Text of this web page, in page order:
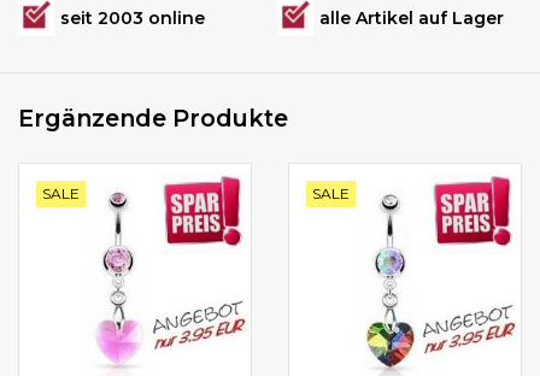
seit 2003 online
alle Artikel auf Lager
Ergänzende Produkte
SALE SALE